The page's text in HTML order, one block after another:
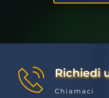
Richiedi
Chiamaci